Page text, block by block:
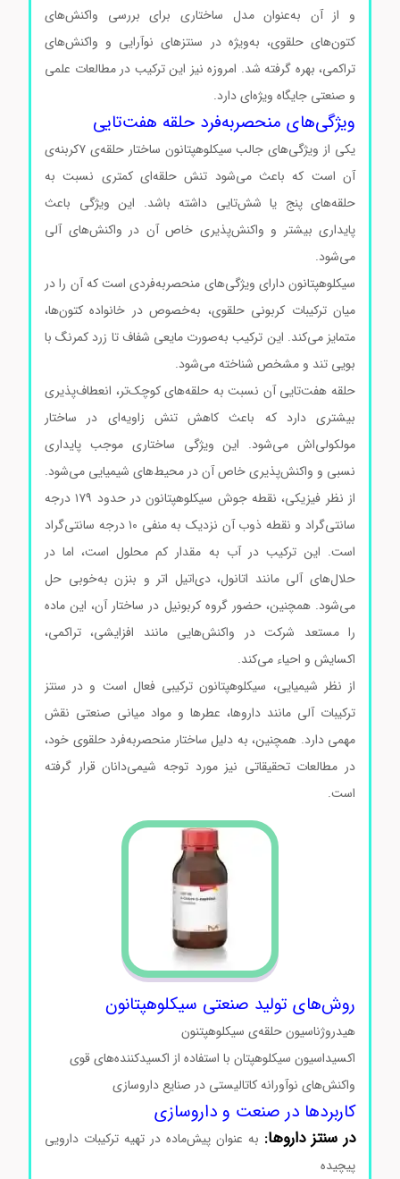
و از آن به‌عنوان مدل ساختاری برای بررسی واکنش‌های
کتون‌های حلقوی، به‌ویژه در سنتزهای نوآرایی و واکنش‌های
تراکمی، بهره گرفته شد. امروزه نیز این ترکیب در مطالعات علمی
و صنعتی جایگاه ویژه‌ای دارد.
ویژگی‌های منحصربه‌فرد حلقه هفت‌تایی
یکی از ویژگی‌های جالب سیکلوهپتانون ساختار حلقه‌ی ۷کربنه‌ی
آن است که باعث می‌شود تنش حلقه‌ای کمتری نسبت به
حلقه‌های پنج یا شش‌تایی داشته باشد. این ویژگی باعث
پایداری بیشتر و واکنش‌پذیری خاص آن در واکنش‌های آلی
می‌شود.
سیکلوهپتانون دارای ویژگی‌های منحصربه‌فردی است که آن را در
میان ترکیبات کربونی حلقوی، به‌خصوص در خانواده کتون‌ها،
متمایز می‌کند. این ترکیب به‌صورت مایعی شفاف تا زرد کمرنگ با
بویی تند و مشخص شناخته می‌شود.
حلقه هفت‌تایی آن نسبت به حلقه‌های کوچک‌تر، انعطاف‌پذیری
بیشتری دارد که باعث کاهش تنش زاویه‌ای در ساختار
مولکولی‌اش می‌شود. این ویژگی ساختاری موجب پایداری
نسبی و واکنش‌پذیری خاص آن در محیط‌های شیمیایی می‌شود.
از نظر فیزیکی، نقطه جوش سیکلوهپتانون در حدود ۱۷۹ درجه
سانتی‌گراد و نقطه ذوب آن نزدیک به منفی ۱۰ درجه سانتی‌گراد
است. این ترکیب در آب به مقدار کم محلول است، اما در
حلال‌های آلی مانند اتانول، دی‌اتیل اتر و بنزن به‌خوبی حل
می‌شود. همچنین، حضور گروه کربونیل در ساختار آن، این ماده
را مستعد شرکت در واکنش‌هایی مانند افزایشی، تراکمی،
اکسایش و احیاء می‌کند.
از نظر شیمیایی، سیکلوهپتانون ترکیبی فعال است و در سنتز
ترکیبات آلی مانند داروها، عطرها و مواد میانی صنعتی نقش
مهمی دارد. همچنین، به دلیل ساختار منحصر‌به‌فرد حلقوی خود،
در مطالعات تحقیقاتی نیز مورد توجه شیمی‌دانان قرار گرفته
است.
روش‌های تولید صنعتی سیکلوهپتانون
هیدروژناسیون حلقه‌ی سیکلوهپتنون
اکسیداسیون سیکلوهپتان با استفاده از اکسیدکننده‌های قوی
واکنش‌های نوآورانه کاتالیستی در صنایع داروسازی
کاربردها در صنعت و داروسازی
در سنتز داروها:به عنوان پیش‌ماده در تهیه ترکیبات دارویی
پیچیده